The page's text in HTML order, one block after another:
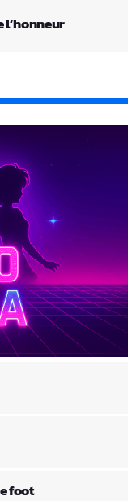
l’honneur
foot